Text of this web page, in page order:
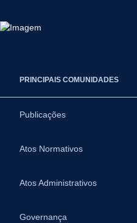
PRINCIPAIS COMUNIDADES
Publicações
Atos Normativos
Atos Administrativos
Governança